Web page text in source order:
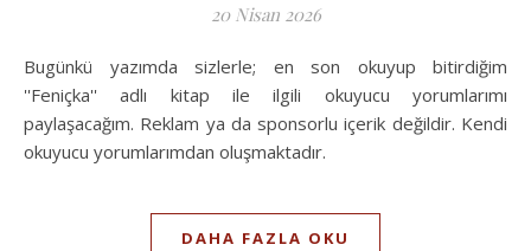
20 Nisan 2026
Bugünkü yazımda sizlerle; en son okuyup bitirdiğim
''Feniçka'' adlı kitap ile ilgili okuyucu yorumlarımı
paylaşacağım. Reklam ya da sponsorlu içerik değildir. Kendi
okuyucu yorumlarımdan oluşmaktadır.
DAHA FAZLA OKU